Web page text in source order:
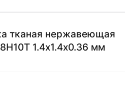
тканая нержавеющая
1.4х1.4х0.36 мм